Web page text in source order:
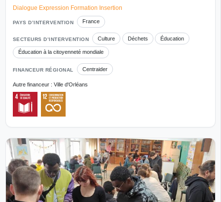
Dialogue Expression Formation Insertion
PAYS D’INTERVENTION France
SECTEURS D’INTERVENTION Culture Déchets Éducation
Éducation à la citoyenneté mondiale
FINANCEUR RÉGIONAL Centraider
Autre financeur : Ville d'Orléans